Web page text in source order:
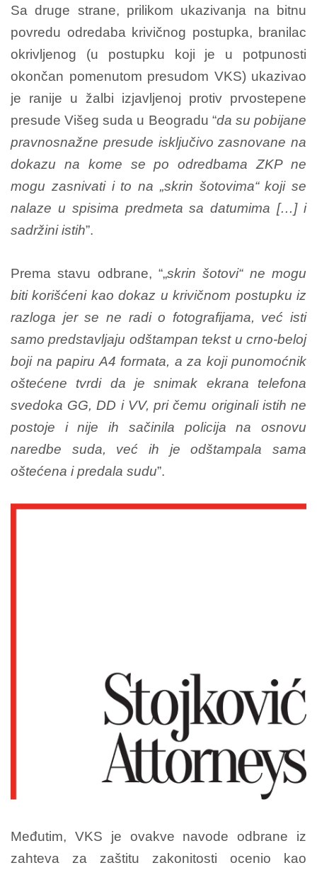
Sa druge strane, prilikom ukazivanja na bitnu
povredu odredaba krivičnog postupka, branilac
okrivljenog (u postupku koji je u potpunosti
okončan pomenutom presudom VKS) ukazivao
je ranije u žalbi izjavljenoj protiv prvostepene
presude Višeg suda u Beogradu “da su pobijane
pravnosnažne presude isključivo zasnovane na
dokazu na kome se po odredbama ZKP ne
mogu zasnivati i to na „skrin šotovima“ koji se
nalaze u spisima predmeta sa datumima […] i
sadržini istih”.
Prema stavu odbrane, “„skrin šotovi“ ne mogu
biti korišćeni kao dokaz u krivičnom postupku iz
razloga jer se ne radi o fotografijama, već isti
samo predstavljaju odštampan tekst u crno-beloj
boji na papiru A4 formata, a za koji punomoćnik
oštećene tvrdi da je snimak ekrana telefona
svedoka GG, DD i VV, pri čemu originali istih ne
postoje i nije ih sačinila policija na osnovu
naredbe suda, već ih je odštampala sama
oštećena i predala sudu”.
Međutim, VKS je ovakve navode odbrane iz
zahteva za zaštitu zakonitosti ocenio kao